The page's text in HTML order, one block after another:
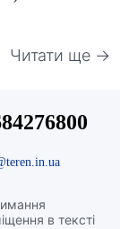
Читати ще →
в тексті